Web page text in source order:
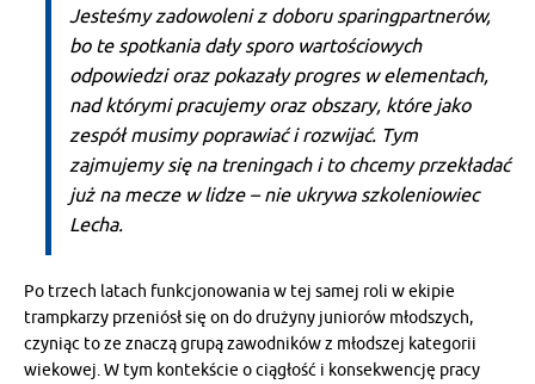
Jesteśmy zadowoleni z doboru sparingpartnerów,
bo te spotkania dały sporo wartościowych
odpowiedzi oraz pokazały progres w elementach,
nad którymi pracujemy oraz obszary, które jako
zespół musimy poprawiać i rozwijać. Tym
zajmujemy się na treningach i to chcemy przekładać
już na mecze w lidze – nie ukrywa szkoleniowiec
Lecha.
Po trzech latach funkcjonowania w tej samej roli w ekipie
trampkarzy przeniósł się on do drużyny juniorów młodszych,
czyniąc to ze znaczą grupą zawodników z młodszej kategorii
wiekowej. W tym kontekście o ciągłość i konsekwencję pracy